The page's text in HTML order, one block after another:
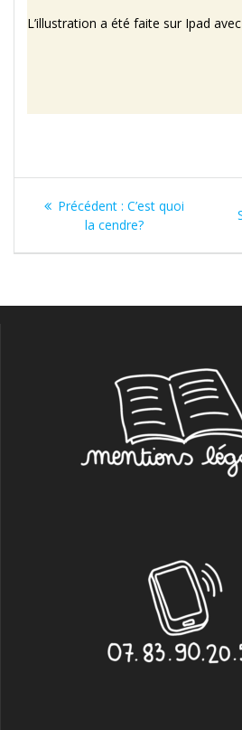
L’illustration a été faite sur Ipad
Navigation
Précédent : Article
précédent
C’est quoi
la cendre?